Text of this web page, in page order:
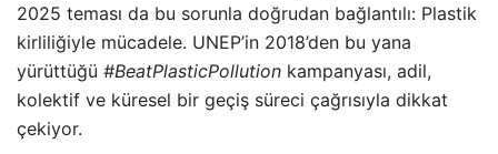
2025 teması da bu sorunla doğrudan bağlantılı: Plastik
kirliliğiyle mücadele. UNEP’in 2018’den bu yana
yürüttüğü #BeatPlasticPollution kampanyası, adil,
kolektif ve küresel bir geçiş süreci çağrısıyla dikkat
çekiyor.